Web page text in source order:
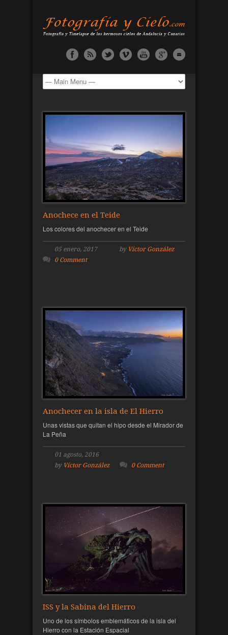
Anochece en el Teide
Los colores del anochecer en el Teide
05 enero, 2017 by Víctor González
0 Comment
Anochecer en la isla de El Hierro
Unas vistas que quitan el hipo desde el Mirador de
La Peña
01 agosto, 2016
by Víctor González 0 Comment
ISS y la Sabina del Hierro
Uno de los símbolos emblemáticos de la isla del
Hierro con la Estación Espacial